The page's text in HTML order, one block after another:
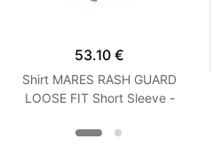
53.10 €
Shirt MARES RASH GUARD
LOOSE FIT Short Sleeve -
XXS Turquoise